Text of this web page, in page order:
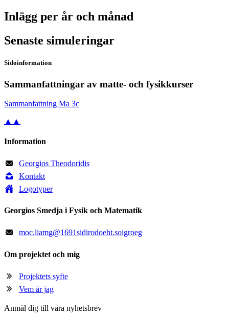
Inlägg per år och månad
Senaste simuleringar
Sidoinformation
Sammanfattningar av matte- och fysikkurser
Sam­man­fatt­ning Ma 3c
▲▲
Information
Georgios Theodoridis
Kontakt
Logotyper
Georgios Smedja i Fysik och Matematik
moc.liamg@1691sidirodoeht.soigroeg
Om projektet och mig
Projektets syfte
Vem är jag
Anmäl dig till våra nyhetsbrev